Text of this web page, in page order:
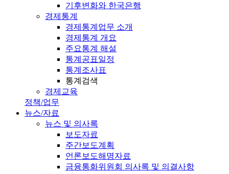
기후변화와 한국은행
경제통계
경제통계업무 소개
경제통계 개요
주요통계 해설
통계공표일정
통계조사표
통계검색
경제교육
정책/업무
뉴스/자료
뉴스 및 의사록
보도자료
주간보도계획
언론보도해명자료
금융통화위원회 의사록 및 의결사항